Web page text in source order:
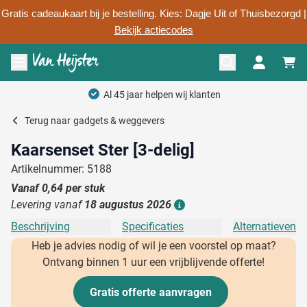
Gratis cadeaukaart bij je bestelling. Kies: Dagje Uit of Thuisbezorgd |
Bekijk actiecodes
Ga naar de inhoud
Menu openen
Al 45 jaar helpen wij klanten
Terug naar gadgets & weggevers
Kaarsenset Ster [3-delig]
Artikelnummer: 5188
Vanaf0,64 per stuk
Levering vanaf 18 augustus 2026
Beschrijving Specificaties
Alternatieven
Heb je advies nodig of wil je een voorstel op maat?
Ontvang binnen 1 uur een vrijblijvende offerte!
Gratis offerte aanvragen